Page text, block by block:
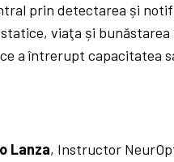
prin detectarea și
viaţa și
a întrerupt capacitatea
Lanza, Instructor